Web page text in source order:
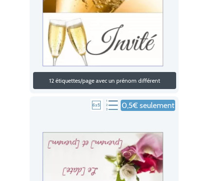
12 étiquettes/page avec un prénom différent
0,5€ seulement